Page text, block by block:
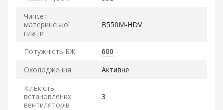
Чипсет
материнської
плати
B550M-HDV
Потужність БЖ
600
Охолодження
Активне
Кількість
встановлених
вентиляторів
3